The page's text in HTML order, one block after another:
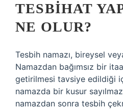
TESBIHAT
NE OLUR?
Tesbih namazı, bireysel
Namazdan bağımsız bir
getirilmesi tavsiye edildiği
namazda bir kusur
namazdan sonra tesbih